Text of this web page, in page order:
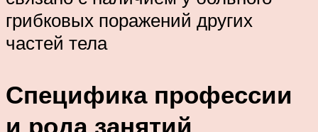
грибковых поражений других
частей тела
Специфика профессии
и рода занятий